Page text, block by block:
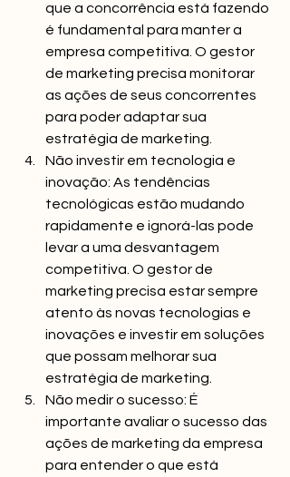
que a concorrência está fazendo
é fundamental para manter a
empresa competitiva. O gestor
de marketing precisa monitorar
as ações de seus concorrentes
para poder adaptar sua
estratégia de marketing.
Não investir em tecnologia e
inovação: As tendências
tecnológicas estão mudando
rapidamente e ignorá-las pode
levar a uma desvantagem
competitiva. O gestor de
marketing precisa estar sempre
atento às novas tecnologias e
inovações e investir em soluções
que possam melhorar sua
estratégia de marketing.
Não medir o sucesso: É
importante avaliar o sucesso das
ações de marketing da empresa
para entender o que está